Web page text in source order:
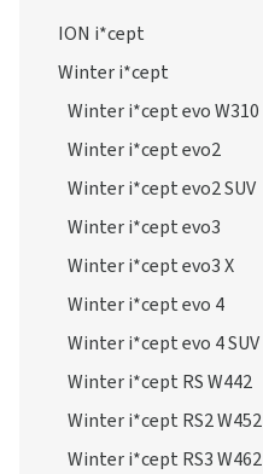
ION i*cept
Winter i*cept
Winter i*cept evo W310
Winter i*cept evo2
Winter i*cept evo2 SUV
Winter i*cept evo3
Winter i*cept evo3 X
Winter i*cept evo 4
Winter i*cept evo 4 SUV
Winter i*cept RS W442
Winter i*cept RS2 W452
Winter i*cept RS3 W462